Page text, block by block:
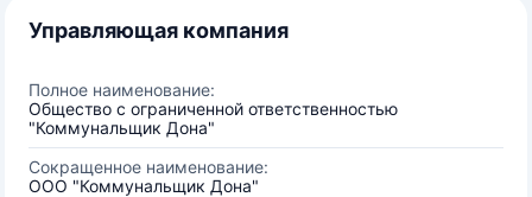
Управляющая компания
Полное наименование:
Общество с ограниченной ответственностью
"Коммунальщик Дона"
Сокращенное наименование:
ООО "Коммунальщик Дона"